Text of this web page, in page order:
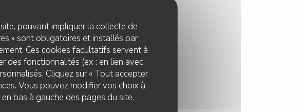
pouvant impliquer la collecte de
» sont obligatoires et installés par
Ces cookies facultatifs servent à
des fonctionnalités (ex : en lien avec
Cliquez sur « Tout accepter
Vous pouvez modifier vos choix à
bas à gauche des pages du site.
jours de beau temps,
frites
pour reapas avec mes